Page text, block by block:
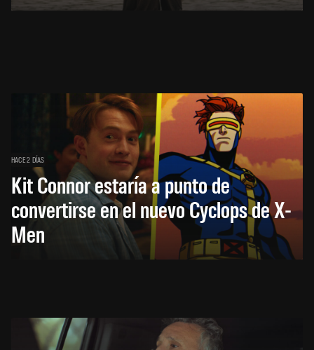
HACE 2 DÍAS
Kit Connor estaría a punto de
convertirse en el nuevo Cyclops de X-
Men